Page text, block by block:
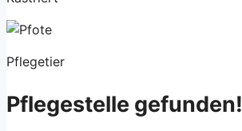
Pflegetier
Pflegestelle gefunden!